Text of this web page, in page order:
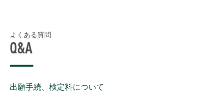
よくある質問
Q&A
出願手続、検定料について